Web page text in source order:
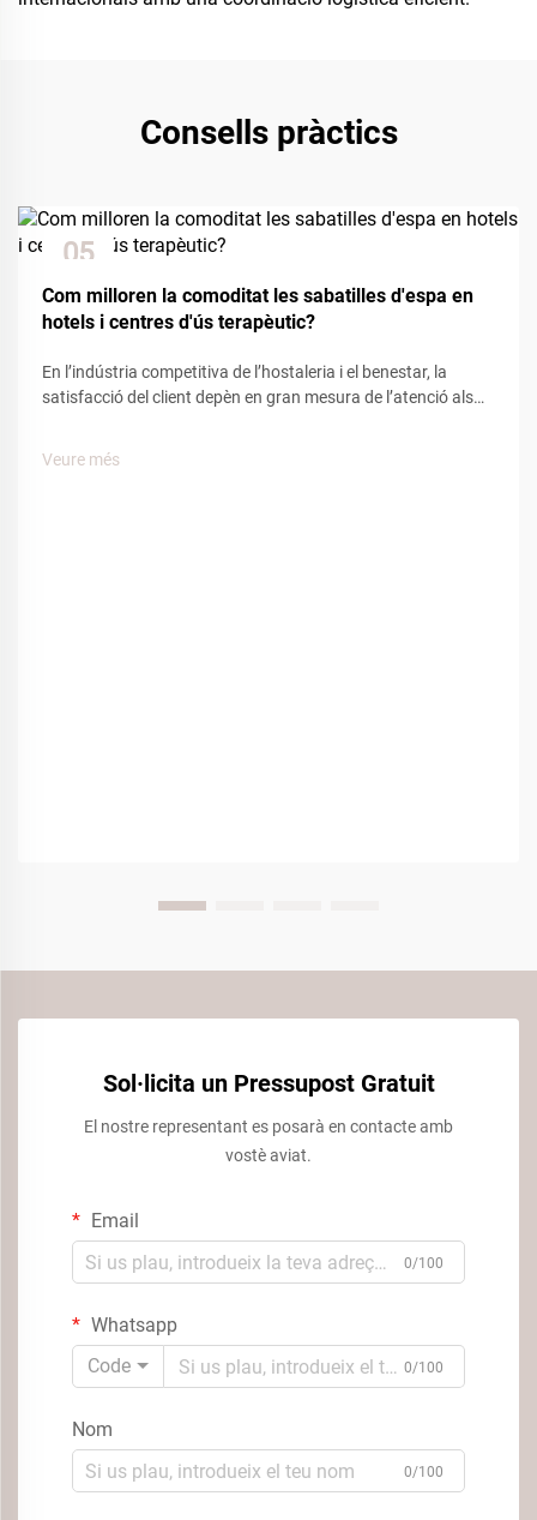
Consells pràctics
05
Com milloren la comoditat les sabatilles d'espa en
hotels i centres d'ús terapèutic?
En l’indústria competitiva de l’hostaleria i el benestar, la
satisfacció del client depèn en gran mesura de l’atenció als
Veure més
Sol·licita un Pressupost Gratuit
El nostre representant es posarà en contacte amb
vostè aviat.
Email
0/100
Whatsapp
Code
0/100
Nom
0/100